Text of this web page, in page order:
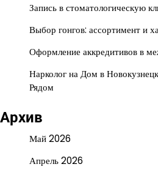
Запись в стоматологическую
Выбор гонгов: ассортимент и
Оформление аккредитивов в
Нарколог на Дом в
Рядом
Архив
Май 2026
Апрель 2026